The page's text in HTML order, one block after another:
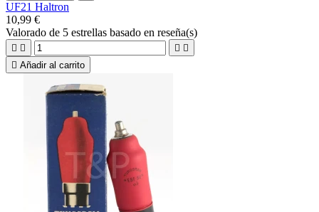
UF21 Haltron
10,99 €
Valorado de 5 estrellas basado en reseña(s)
   
 Añadir al carrito